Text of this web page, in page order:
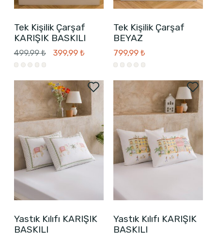
Tek Kişilik Çarşaf
KARIŞIK BASKILI
499,99 ₺ 399,99 ₺
Tek Kişilik Çarşaf
BEYAZ
799,99 ₺
Yastık Kılıfı KARIŞIK
BASKILI
Yastık Kılıfı KARIŞIK
BASKILI